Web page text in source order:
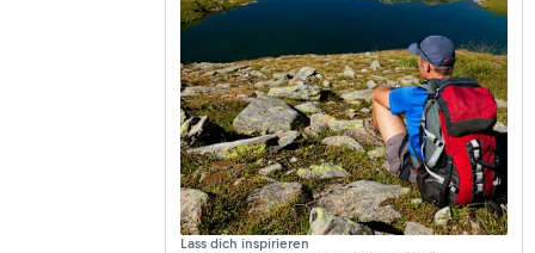
dürfen.
Lass dich inspirieren